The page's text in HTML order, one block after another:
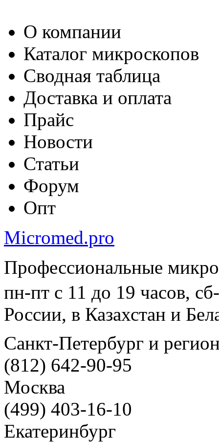
О компании
Каталог микроскопов
Сводная таблица
Доставка и оплата
Прайс
Новости
Статьи
Форум
Опт
Micromed.pro
Профессиональные
пн-пт с 11 до 19 часов,
России, в Казахстан и
Санкт-Петербург и
(812) 642-90-95
Москва
(499) 403-16-10
Екатеринбург